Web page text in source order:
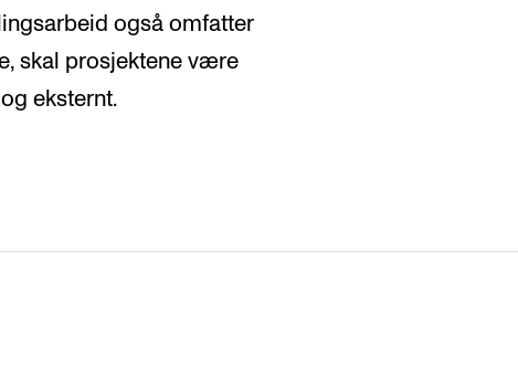
også omfatter
skal prosjektene være
eksternt.